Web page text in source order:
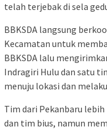
telah terjebak di sela
BBKSDA langsung
Kecamatan untuk
BBKSDA lalu
Indragiri Hulu dan satu
menuju lokasi dan
Tim dari Pekanbaru
dan tim bius, namun